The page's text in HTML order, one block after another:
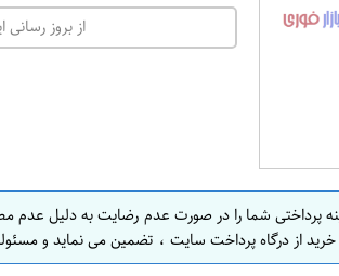
ت
ه
ص
ف
ه
از بروز
پرداختی شما را در صورت عدم رضایت به دلیل
از درگاه پرداخت سایت ، تضمین می نماید و